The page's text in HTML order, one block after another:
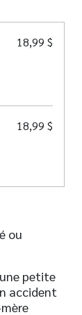
18,99 $
18,99 $
ou
petite
accident